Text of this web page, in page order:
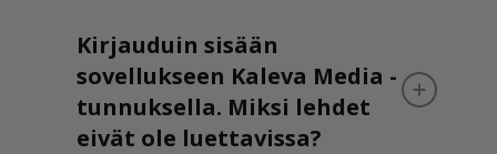
Kirjauduin sisään
sovellukseen Kaleva Media -
tunnuksella. Miksi lehdet
eivät ole luettavissa?